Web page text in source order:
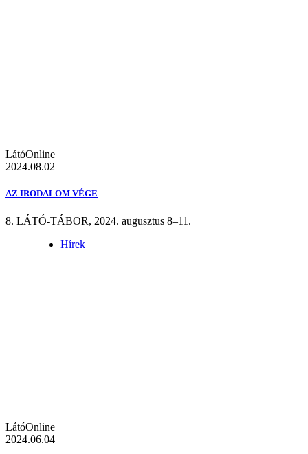
LátóOnline
2024.08.02
AZ IRODALOM VÉGE
8. LÁTÓ-TÁBOR, 2024. augusztus 8–11.
Hírek
LátóOnline
2024.06.04